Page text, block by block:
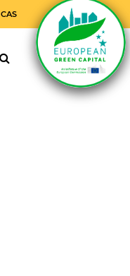
CAS